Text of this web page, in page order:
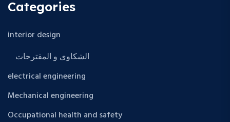
Categories
interior design
الشكاوى و المقترحات
electrical engineering
Mechanical engineering
Occupational health and safety